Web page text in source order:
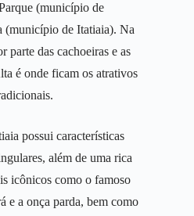
(município de
(município de Itatiaia). Na
parte das cachoeiras e as
é onde ficam os atrativos
possui características
além de uma rica
icônicos como o famoso
e a onça parda, bem como